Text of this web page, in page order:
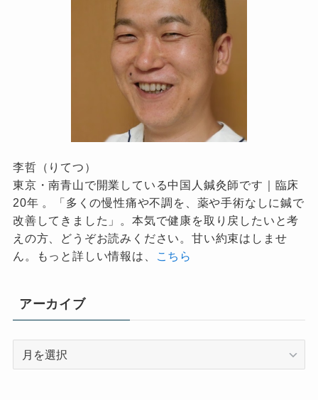
李哲（りてつ）
東京・南青山で開業している中国人鍼灸師です｜臨床
20年 。「多くの慢性痛や不調を、薬や手術なしに鍼で
改善してきました」。本気で健康を取り戻したいと考
えの方、どうぞお読みください。甘い約束はしませ
ん。もっと詳しい情報は、
こちら
アーカイブ